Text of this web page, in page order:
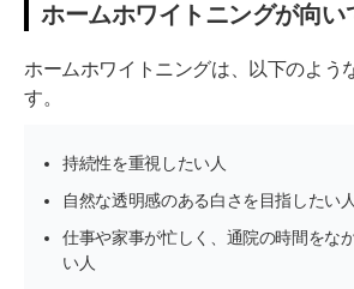
ホームホワイトニングが向い
ホームホワイトニングは、以下のよう
す。
持続性を重視したい人
自然な透明感のある白さを目指したい人
仕事や家事が忙しく、通院の時間をな
い人